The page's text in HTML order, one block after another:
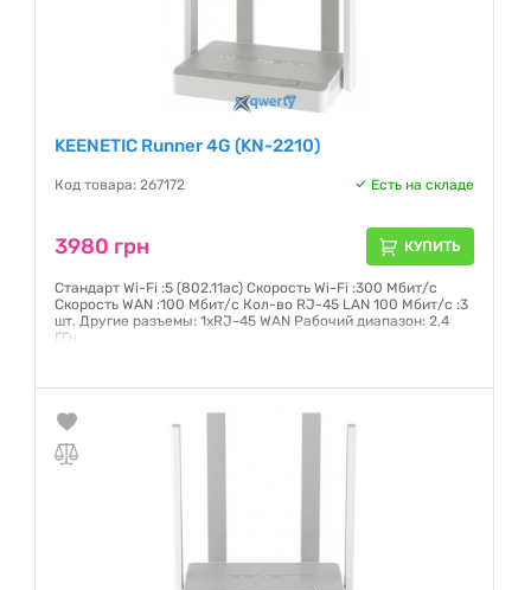
KEENETIC Runner 4G (KN-2210)
Код товара: 267172 Есть на складе
3980 грн КУПИТЬ
Стандарт Wi-Fi :5 (802.11ac) Скорость Wi-Fi :300 Мбит/с
Скорость WAN :100 Мбит/с Кол-во RJ-45 LAN 100 Мбит/с :3
шт. Другие разъемы: 1хRJ-45 WAN Рабочий диапазон: 2,4
ГГц